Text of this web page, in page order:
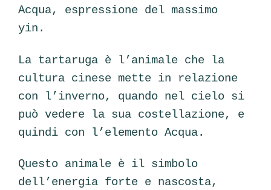
Acqua, espressione del massimo
yin.
La tartaruga è l’animale che la
cultura cinese mette in relazione
con l’inverno, quando nel cielo si
può vedere la sua costellazione, e
quindi con l’elemento Acqua.
Questo animale è il simbolo
dell’energia forte e nascosta,